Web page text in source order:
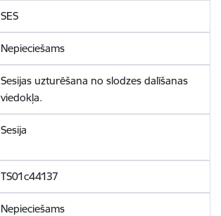
SES
Nepieciešams
Sesijas uzturēšana no slodzes dalīšanas
viedokļa.
Sesija
TS01c44137
Nepieciešams